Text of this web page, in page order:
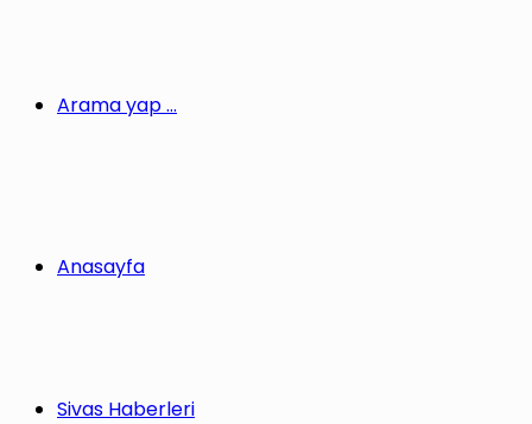
Arama yap ...
Anasayfa
Sivas Haberleri